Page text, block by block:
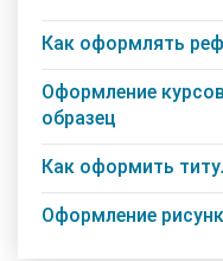
Как оформлять
Оформление
образец
Как оформить
Оформление